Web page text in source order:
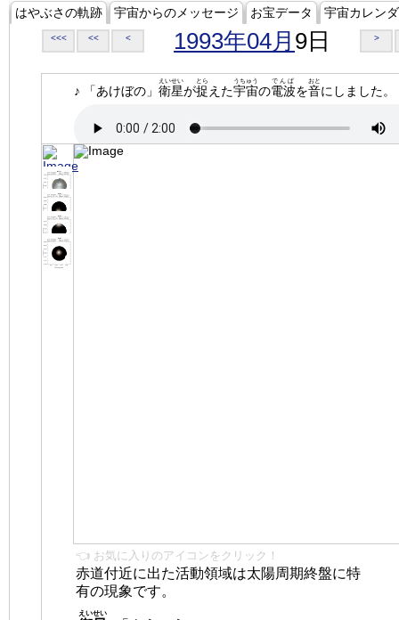
はやぶさの軌跡 宇宙からのメッセージ お宝データ 宇宙カレン
<<< << < 1993年04月 9日 >
♪ 「あけぼの」 衛星
えいせい
が捉
とら
えた宇宙
うちゅう
の電波
でんぱ
を音
おと
にしました。
👈 お気に入りのアイコンをクリック！
赤道付近に出た活動領域は太陽周期終盤に特
有の現象です。
えいせい